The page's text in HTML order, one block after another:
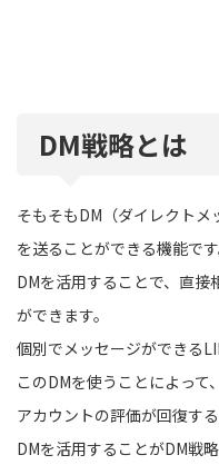
DM戦略とは
そもそもDM（ダイレクト
を送ることができる機能です
DMを活用することで、直
ができます。
個別でメッセージができる
このDMを使うことによって
アカウントの評価が回復す
DMを活用することがDM戦略